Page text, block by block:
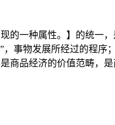
的一种属性。】的统一
事物发展所经过的程
商品经济的价值范畴，